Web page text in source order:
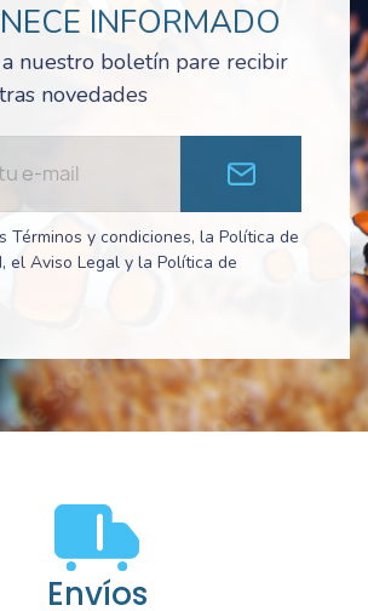
INFORMADO
nuestro boletín pare recibir
novedades
Términos y condiciones, la Política de
el Aviso Legal y la Política de
Envíos